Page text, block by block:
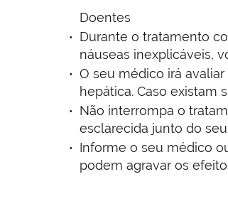
Doentes
Durante o tratamento
náuseas inexplicáveis,
O seu médico irá
hepática. Caso existam
Não interrompa o
esclarecida junto do
Informe o seu médico
podem agravar os